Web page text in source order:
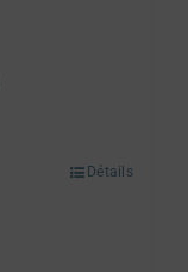
Détails